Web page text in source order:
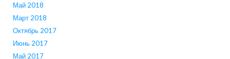
Май 2018
Март 2018
Октябрь 2017
Июнь 2017
Май 2017